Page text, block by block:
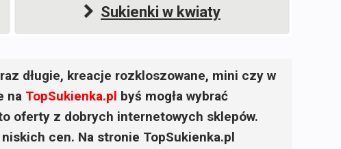
Sukienki w kwiaty
długie, kreacje rozkloszowane, mini czy w
na TopSukienka.pl byś mogła wybrać
oferty z dobrych internetowych sklepów.
cen. Na stronie TopSukienka.pl